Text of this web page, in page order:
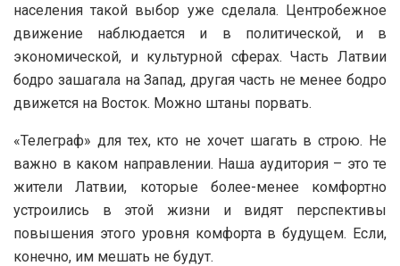
населения такой выбор уже сделала. Центробежное
движение наблюдается и в политической, и в
экономической, и культурной сферах. Часть Латвии
бодро зашагала на Запад, другая часть не менее бодро
движется на Восток. Можно штаны порвать.
«Телеграф» для тех, кто не хочет шагать в строю. Не
важно в каком направлении. Наша аудитория – это те
жители Латвии, которые более-менее комфортно
устроились в этой жизни и видят перспективы
повышения этого уровня комфорта в будущем. Если,
конечно, им мешать не будут.